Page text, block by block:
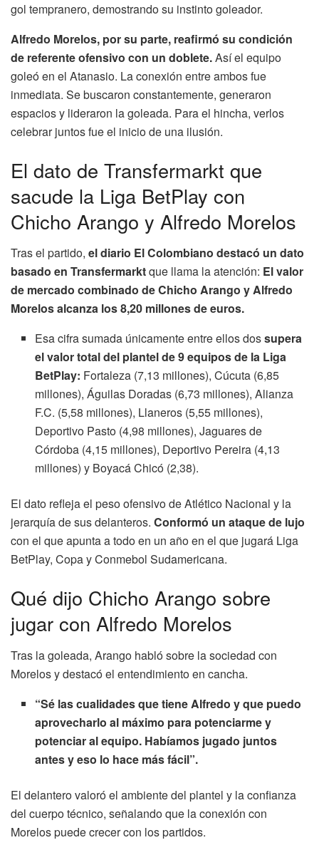
gol tempranero, demostrando su instinto goleador.
Alfredo Morelos, por su parte, reafirmó su condición
de referente ofensivo con un doblete.Así el equipo
goleó en el Atanasio. La conexión entre ambos fue
inmediata. Se buscaron constantemente, generaron
espacios y lideraron la goleada. Para el hincha, verlos
celebrar juntos fue el inicio de una ilusión.
El dato de Transfermarkt que
sacude la Liga BetPlay con
Chicho Arango y Alfredo Morelos
Tras el partido, el diario El Colombiano destacó un dato
basado en Transfermarktque llama la atención: El valor
de mercado combinado de Chicho Arango y Alfredo
Morelos alcanza los 8,20 millones de euros.
Esa cifra sumada únicamente entre ellos dossupera
el valor total del plantel de 9 equipos de la Liga
BetPlay: Fortaleza (7,13 millones), Cúcuta (6,85
millones), Águilas Doradas (6,73 millones), Alianza
F.C. (5,58 millones), Llaneros (5,55 millones),
Deportivo Pasto (4,98 millones), Jaguares de
Córdoba (4,15 millones), Deportivo Pereira (4,13
millones) y Boyacá Chicó (2,38).
El dato refleja el peso ofensivo de Atlético Nacional y la
jerarquía de sus delanteros. Conformó un ataque de lujo
con el que apunta a todo en un año en el que jugará Liga
BetPlay, Copa y Conmebol Sudamericana.
Qué dijo Chicho Arango sobre
jugar con Alfredo Morelos
Tras la goleada, Arango habló sobre la sociedad con
Morelos y destacó el entendimiento en cancha.
“Sé las cualidades que tiene Alfredo y que puedo
aprovecharlo al máximo para potenciarme y
potenciar al equipo. Habíamos jugado juntos
antes y eso lo hace más fácil”.
El delantero valoró el ambiente del plantel y la confianza
del cuerpo técnico, señalando que la conexión con
Morelos puede crecer con los partidos.